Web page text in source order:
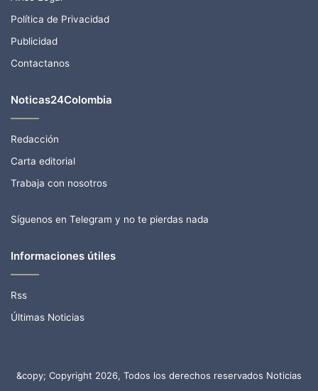
Política de Privacidad
Publicidad
Contactanos
Noticas24Colombia
Redacción
Carta editorial
Trabaja con nosotros
Síguenos en Telegram y no te pierdas nada
Informaciones útiles
Rss
Últimas Noticias
&copy; Copyright 2026, Todos los derechos reservados Noticias